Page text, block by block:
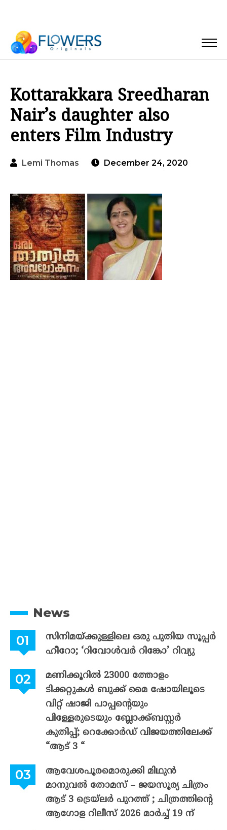
Kottarakkara Sreedharan
Nair’s daughter also
enters Film Industry
Lemi Thomas December 24, 2020
News
സിനിമയ്ക്കുള്ളിലെ ഒരു പുതിയ സൂപ്പർ
ഹീറോ; ‘റിവോൾവർ റിങ്കോ’ റിവ്യു
മണിക്കൂറിൽ 23000 ത്തോളം
ടിക്കറ്റുകൾ ബുക്ക് മൈ ഷോയിലൂടെ
വിറ്റ് ഷാജി പാപ്പന്റെയും
പിള്ളേരുടെയും ബ്ലോക്ക്ബസ്റ്റർ
കുതിപ്പ്; റെക്കോർഡ് വിജയത്തിലേക്ക്
“ആട് 3 “
ആവേശപൂരമൊരുക്കി മിഥുൻ
മാനുവൽ തോമസ് – ജയസൂര്യ ചിത്രം
ആട് 3 ട്രെയ്‌ലർ പുറത്ത് ; ചിത്രത്തിന്റെ
ആഗോള റിലീസ് 2026 മാർച്ച് 19 ന്